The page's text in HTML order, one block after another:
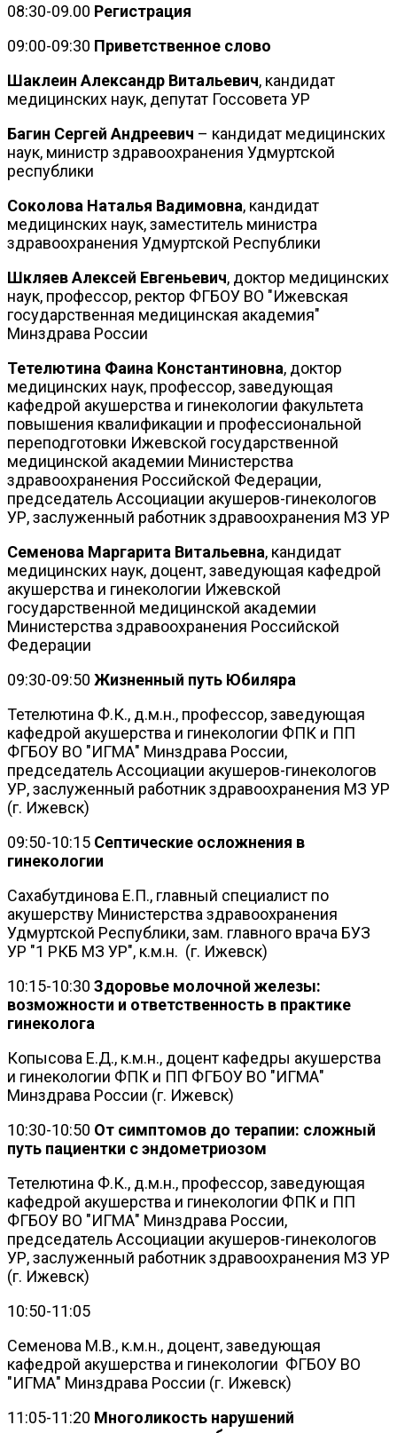
08:30-09.00 Регистрация
09:00-09:30 Приветственное слово
Шаклеин Александр Витальевич, кандидат
медицинских наук, депутат Госсовета УР
Багин Сергей Андреевич – кандидат медицинских
наук, министр здравоохранения Удмуртской
республики
Соколова Наталья Вадимовна, кандидат
медицинских наук, заместитель министра
здравоохранения Удмуртской Республики
Шкляев Алексей Евгеньевич, доктор медицинских
наук, профессор, ректор ФГБОУ ВО "Ижевская
государственная медицинская академия"
Минздрава России
Тетелютина Фаина Константиновна, доктор
медицинских наук, профессор, заведующая
кафедрой акушерства и гинекологии факультета
повышения квалификации и профессиональной
переподготовки Ижевской государственной
медицинской академии Министерства
здравоохранения Российской Федерации,
председатель Ассоциации акушеров-гинекологов
УР, заслуженный работник здравоохранения МЗ УР
Семенова Маргарита Витальевна, кандидат
медицинских наук, доцент, заведующая кафедрой
акушерства и гинекологии Ижевской
государственной медицинской академии
Министерства здравоохранения Российской
Федерации
09:30-09:50 Жизненный путь Юбиляра
Тетелютина Ф.К., д.м.н., профессор, заведующая
кафедрой акушерства и гинекологии ФПК и ПП
ФГБОУ ВО "ИГМА" Минздрава России,
председатель Ассоциации акушеров-гинекологов
УР, заслуженный работник здравоохранения МЗ УР
(г. Ижевск)
09:50-10:15 Септические осложнения в
гинекологии
Сахабутдинова Е.П., главный специалист по
акушерству Министерства здравоохранения
Удмуртской Республики, зам. главного врача БУЗ
УР "1 РКБ МЗ УР", к.м.н. (г. Ижевск)
10:15-10:30 Здоровье молочной железы:
возможности и ответственность в практике
гинеколога
Копысова Е.Д., к.м.н., доцент кафедры акушерства
и гинекологии ФПК и ПП ФГБОУ ВО "ИГМА"
Минздрава России (г. Ижевск)
10:30-10:50 От симптомов до терапии: сложный
путь пациентки с эндометриозом
Тетелютина Ф.К., д.м.н., профессор, заведующая
кафедрой акушерства и гинекологии ФПК и ПП
ФГБОУ ВО "ИГМА" Минздрава России,
председатель Ассоциации акушеров-гинекологов
УР, заслуженный работник здравоохранения МЗ УР
(г. Ижевск)
10:50-11:05
Семенова М.В., к.м.н., доцент, заведующая
кафедрой акушерства и гинекологии ФГБОУ ВО
"ИГМА" Минздрава России (г. Ижевск)
11:05-11:20 Многоликость нарушений